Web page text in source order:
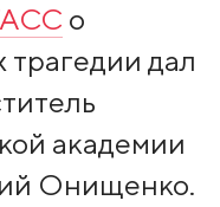
о
дал
академии
Онищенко.